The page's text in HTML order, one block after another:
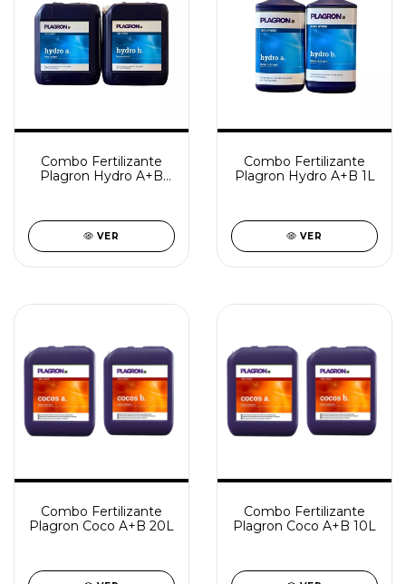
Combo Fertilizante
Plagron Hydro A+B
VER
Combo Fertilizante
Plagron Hydro A+B 1L
VER
Combo Fertilizante
Plagron Coco A+B 20L
Combo Fertilizante
Plagron Coco A+B 10L